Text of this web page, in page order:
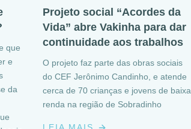
que
e
da
Projeto social “Acordes da
Vida” abre Vakinha para dar
continuidade aos trabalhos
O projeto faz parte das obras sociais
do CEF Jerônimo Candinho, e atende
cerca de 70 crianças e jovens de baixa
renda na região de Sobradinho